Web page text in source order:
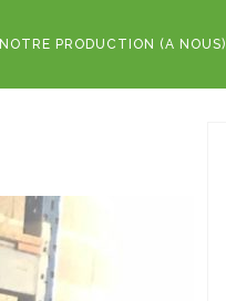
NOTRE PRODUCTION (A NOUS)